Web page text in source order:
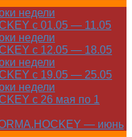
недели
с 01.05 — 11.05
недели
с 12.05 — 18.05
недели
с 19.05 — 25.05
недели
с 26 мая по 1
— июнь